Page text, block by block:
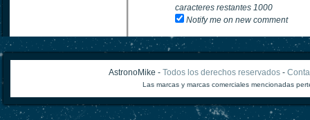
caracteres restantes 1000
Notify me on new comment
AstronoMike - Todos los derechos reservados-
Las marcas y marcas comerciales mencionadas